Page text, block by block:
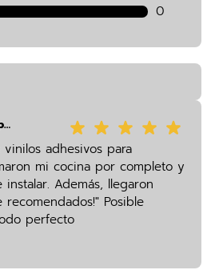
0
María Fernanda López
adhesivos para
mi cocina por completo y
Además, llegaron
recomendados!" Posible
perfecto